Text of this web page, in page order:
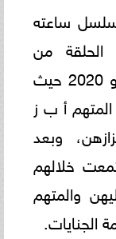
ساعته
الحلقة من
القضية، بدأت في الرابع من يوليو 2020 حيث
أ ب ز
وبعد
خلالهم
والمتهم
الجنايات.